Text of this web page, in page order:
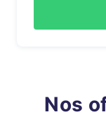
Nos